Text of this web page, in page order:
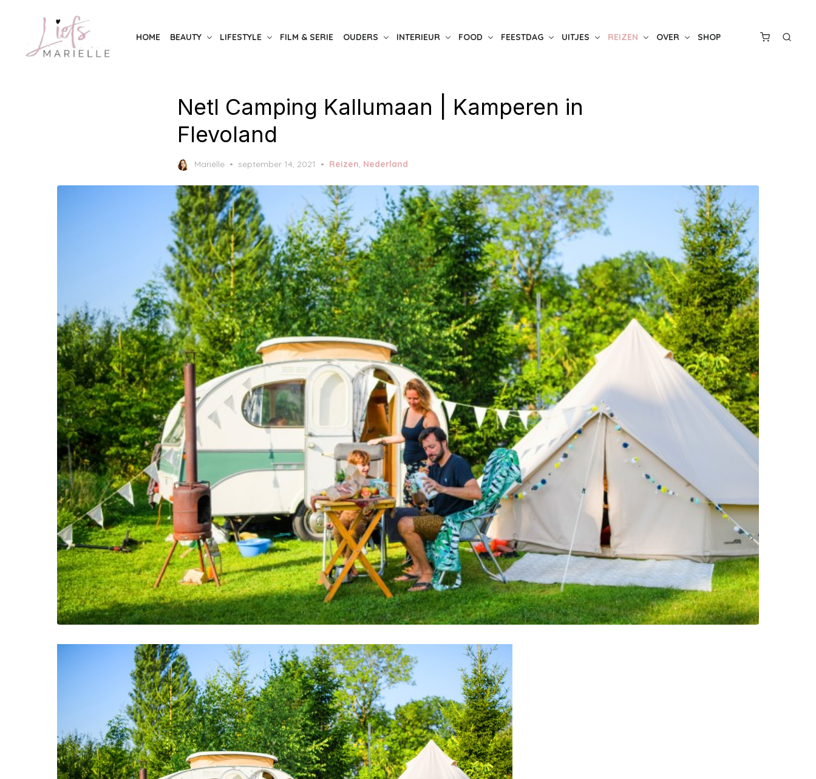
content
HOME BEAUTY LIFESTYLE FILM & SERIE OUDERS INTERIEUR FOOD FEESTDAG UITJES REIZEN OVER SHOP
Netl Camping Kallumaan | Kamperen in
Flevoland
Mariëlle
Posted
september 14, 2021 Reizen Nederland